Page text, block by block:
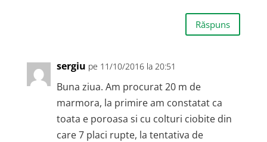
Răspuns
sergiu pe 11/10/2016 la 20:51
Buna ziua. Am procurat 20 m de
marmora, la primire am constatat ca
toata e poroasa si cu colturi ciobite din
care 7 placi rupte, la tentativa de